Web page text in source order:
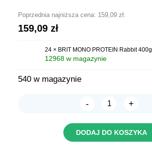
Poprzednia najniższa cena: 159,09zł.
159,09zł
24 × BRIT MONO PROTEIN Rabbit 400g
12968 w magazynie
540 w magazynie
-
ilość
Mokra
Karma
+
DODAJ DO KOSZYKA